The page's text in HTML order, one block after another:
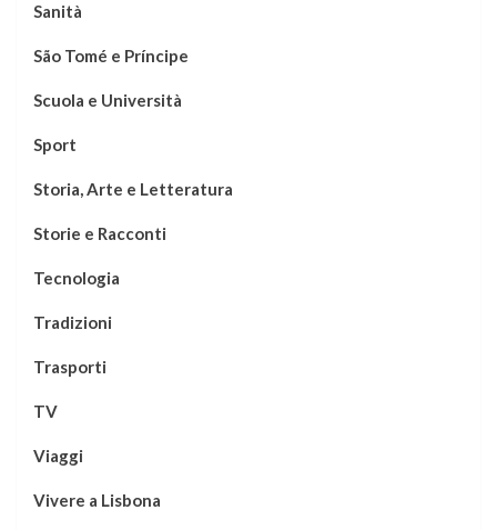
Sanità
São Tomé e Príncipe
Scuola e Università
Sport
Storia, Arte e Letteratura
Storie e Racconti
Tecnologia
Tradizioni
Trasporti
TV
Viaggi
Vivere a Lisbona